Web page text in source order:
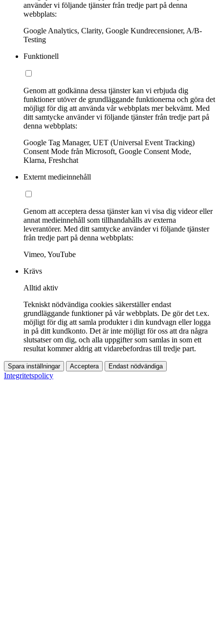
använder vi följande tjänster från tredje part på denna
webbplats:
Google Analytics, Clarity, Google Kundrecensioner, A/B-
Testing
Funktionell
Genom att godkänna dessa tjänster kan vi erbjuda dig
funktioner utöver de grundläggande funktionerna och göra det
möjligt för dig att använda vår webbplats mer bekvämt. Med
ditt samtycke använder vi följande tjänster från tredje part på
denna webbplats:
Google Tag Manager, UET (Universal Event Tracking)
Consent Mode från Microsoft, Google Consent Mode,
Klarna, Freshchat
Externt medieinnehåll
Genom att acceptera dessa tjänster kan vi visa dig videor eller
annat medieinnehåll som tillhandahålls av externa
leverantörer. Med ditt samtycke använder vi följande tjänster
från tredje part på denna webbplats:
Vimeo, YouTube
Krävs
Alltid aktiv
Tekniskt nödvändiga cookies säkerställer endast
grundläggande funktioner på vår webbplats. De gör det t.ex.
möjligt för dig att samla produkter i din kundvagn eller logga
in på ditt kundkonto. Det är inte möjligt för oss att dra några
slutsatser om dig, och alla uppgifter som samlas in som ett
resultat kommer aldrig att vidarebefordras till tredje part.
Spara inställningar Acceptera Endast nödvändiga
Integritetspolicy